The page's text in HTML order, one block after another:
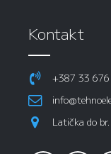
Kontakt
+387 33
Latička do